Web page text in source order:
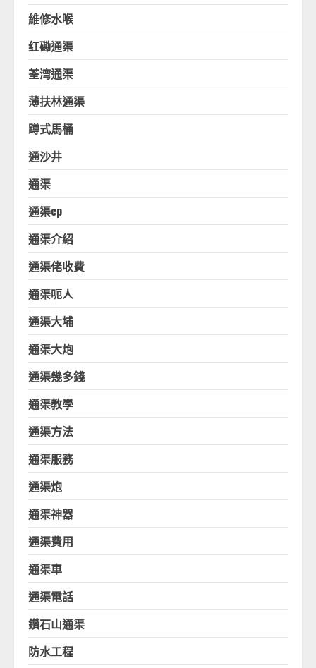
維修水喉
红磡通渠
荃湾通渠
薄扶林通渠
蹲式馬桶
通沙井
通渠
通渠cp
通渠介紹
通渠佬收費
通渠呃人
通渠大埔
通渠大炮
通渠幾多錢
通渠教學
通渠方法
通渠服務
通渠炮
通渠神器
通渠費用
通渠車
通渠電話
鑽石山通渠
防水工程